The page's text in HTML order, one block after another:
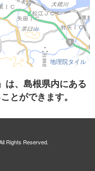
地理院タイル
は、島根県内にある
とができます。
Rights Reserved.